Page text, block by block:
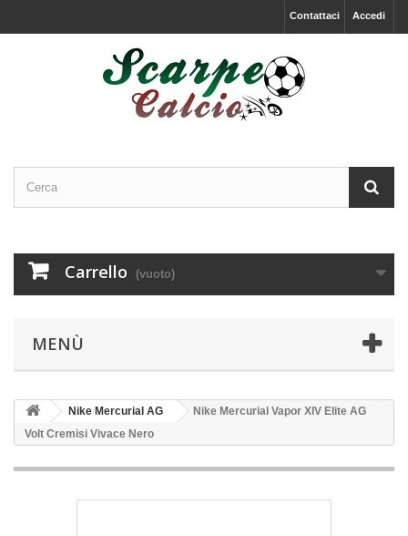
Accedi
Contattaci
Carrello (vuoto)
MENÙ
Nike Mercurial AG
Nike Mercurial Vapor XIV Elite AG
Volt Cremisi Vivace Nero